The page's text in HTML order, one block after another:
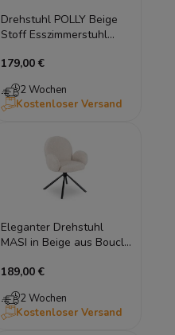
Drehstuhl POLLY Beige
Stoff Esszimmerstuhl
Armlehnenstuhl
179,00 €
2 Wochen
Kostenloser Versand
Eleganter Drehstuhl
MASI in Beige aus Bouclé
189,00 €
2 Wochen
Kostenloser Versand